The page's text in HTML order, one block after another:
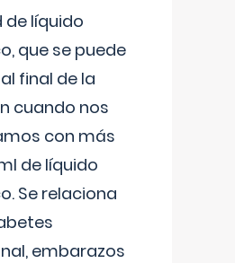
líquido
que se puede
final de la
cuando nos
con más
de líquido
Se relaciona
embarazos